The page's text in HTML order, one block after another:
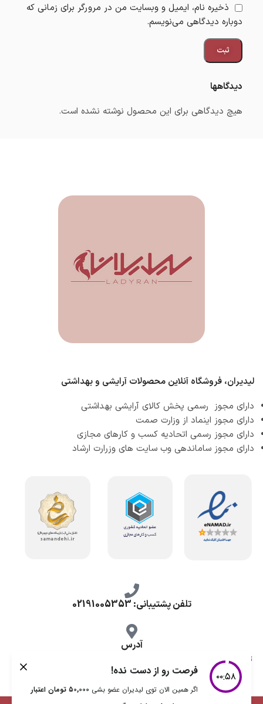
دیدگاهها
هیچ دیدگاهی برای این محصول نوشته نشده است.
ذخیره نام، ایمیل و وبسایت من در مرورگر برای زمانی که
دوباره دیدگاهی می‌نویسم.
لیدیران، فروشگاه آنلاین محصولات آرایشی و بهداشتی
دارای مجوز رسمی پخش کالای آرایشی بهداشتی
دارای مجوز اینماد از وزارت صمت
دارای مجوز رسمی اتحادیه کسب و کارهای مجازی
دارای مجوز ساماندهی وب سایت های وزرارت ارشاد
تلفن پشتیبانی: 02191005353
آدرس
تهران، طرشت شمالی، خ محمد حسینی، کوچه گلناز شرقی، پلاک 10.